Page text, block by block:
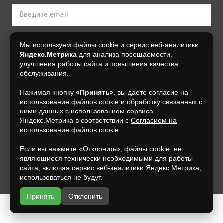
Оплата
Сотрудничество
Галерея объектов
Контакты
персональных данных, на условиях и для целей, определенных в
Согласии на обработку персональных данных
+7 (930) 305-85-90
Разработка и продвижение —espirestudio.ru
Мы используем файлы cookie и сервис веб-аналитики
Яндекс.Метрика для анализа посещаемости,
улучшения работы сайта и повышения качества
обслуживания.
Нажимая кнопку «Принять» , вы даете согласие на
использование файлов cookie и обработку связанных с
ними данных с использованием сервиса
Яндекс.Метрика в соответствии с Согласием на
использование файлов cookie
Если вы нажмете «Отклонить», файлы cookie, не
являющиеся технически необходимыми для работы
сайта, включая сервис веб-аналитики Яндекс.Метрика,
использоваться не будут.
Принять Отклонить